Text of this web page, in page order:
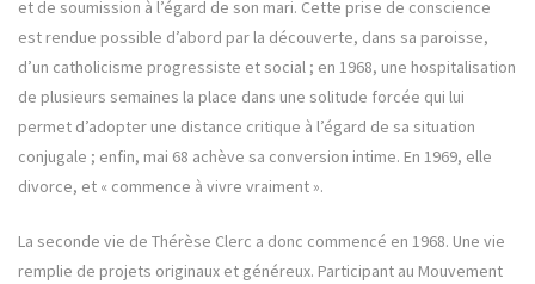
et de soumission à l’égard de son mari. Cette prise de conscience
est rendue possible d’abord par la découverte, dans sa paroisse,
d’un catholicisme progressiste et social ; en 1968, une hospitalisation
de plusieurs semaines la place dans une solitude forcée qui lui
permet d’adopter une distance critique à l’égard de sa situation
conjugale ; enfin, mai 68 achève sa conversion intime. En 1969, elle
divorce, et « commence à vivre vraiment ».
La seconde vie de Thérèse Clerc a donc commencé en 1968. Une vie
remplie de projets originaux et généreux. Participant au Mouvement